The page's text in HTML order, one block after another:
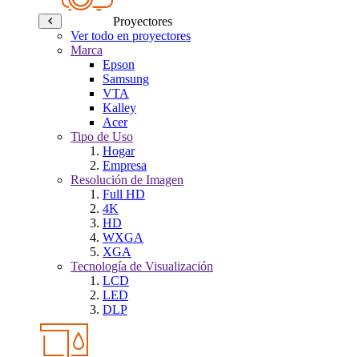
Proyectores
Ver todo en proyectores
Marca
Epson
Samsung
VTA
Kalley
Acer
Tipo de Uso
Hogar
Empresa
Resolución de Imagen
Full HD
4K
HD
WXGA
XGA
Tecnología de Visualización
LCD
LED
DLP